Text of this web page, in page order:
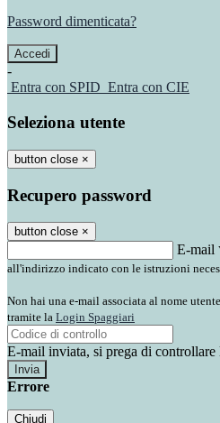
Password dimenticata?
-
Entra con SPID Entra con CIE
Seleziona utente
button close ×
Recupero password
button close ×
E-mail
all'indirizzo indicato con le istruzioni
Non hai una e-mail associata al nome
tramite la Login Spaggiari
E-mail inviata, si prega di controllare
Errore
Chiudi